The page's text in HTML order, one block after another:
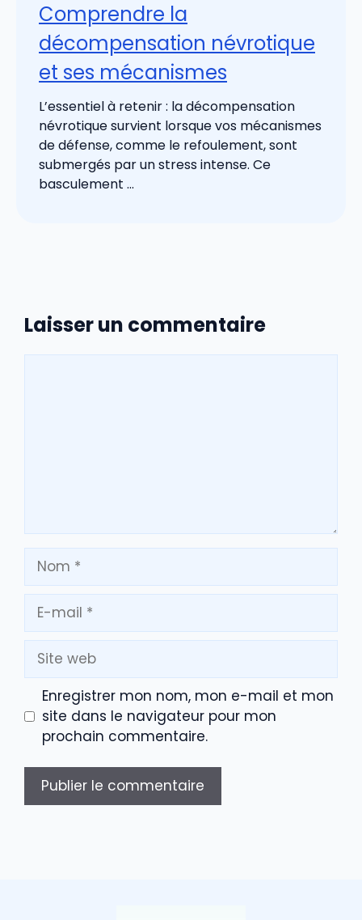
Comprendre la
décompensation névrotique
et ses mécanismes
L’essentiel à retenir : la décompensation
névrotique survient lorsque vos mécanismes
de défense, comme le refoulement, sont
submergés par un stress intense. Ce
basculement ...
Laisser un commentaire
Nom
mail
Site
web
Enregistrer mon nom, mon e-mail et mon
site dans le navigateur pour mon
prochain commentaire.